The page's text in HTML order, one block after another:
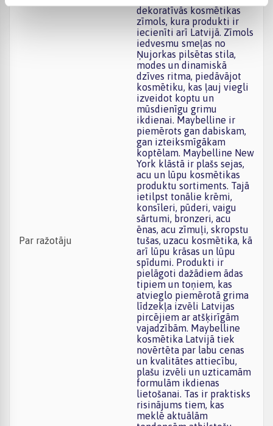
Par ražotāju
dekoratīvās kosmētikas
zīmols, kura produkti ir
iecienīti arī Latvijā. Zīmols
iedvesmu smeļas no
Ņujorkas pilsētas stila,
modes un dinamiskā
dzīves ritma, piedāvājot
kosmētiku, kas ļauj viegli
izveidot koptu un
mūsdienīgu grimu
ikdienai. Maybelline ir
piemērots gan dabiskam,
gan izteiksmīgākam
koptēlam. Maybelline New
York klāstā ir plašs sejas,
acu un lūpu kosmētikas
produktu sortiments. Tajā
ietilpst tonālie krēmi,
konsīleri, pūderi, vaigu
sārtumi, bronzeri, acu
ēnas, acu zīmuļi, skropstu
tušas, uzacu kosmētika, kā
arī lūpu krāsas un lūpu
spīdumi. Produkti ir
pielāgoti dažādiem ādas
tipiem un toņiem, kas
atvieglo piemērotā grima
līdzekļa izvēli Latvijas
pircējiem ar atšķirīgām
vajadzībām. Maybelline
kosmētika Latvijā tiek
novērtēta par labu cenas
un kvalitātes attiecību,
plašu izvēli un uzticamām
formulām ikdienas
lietošanai. Tas ir praktisks
risinājums tiem, kas
meklē aktuālām